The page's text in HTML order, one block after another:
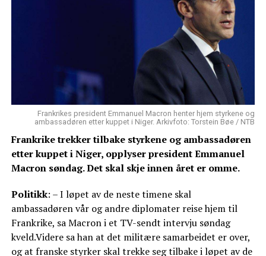
Frankrikes president Emmanuel Macron henter hjem styrkene og
ambassadøren etter kuppet i Niger. Arkivfoto: Torstein Bøe / NTB
Frankrike trekker tilbake styrkene og ambassadøren
etter kuppet i Niger, opplyser president Emmanuel
Macron søndag. Det skal skje innen året er omme.
Politikk: – I løpet av de neste timene skal
ambassadøren vår og andre diplomater reise hjem til
Frankrike, sa Macron i et TV-sendt intervju søndag
kveld.Videre sa han at det militære samarbeidet er over,
og at franske styrker skal trekke seg tilbake i løpet av de